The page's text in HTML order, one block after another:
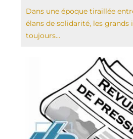
Dans une époque tiraillée
élans de solidarité, les grands
toujours...